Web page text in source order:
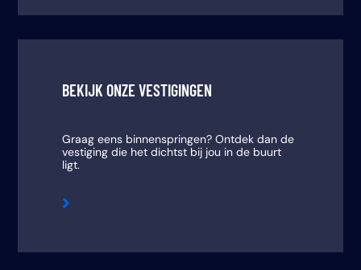
BEKIJK ONZE VESTIGINGEN
Graag eens binnenspringen? Ontdek dan de
vestiging die het dichtst bij jou in de buurt
ligt.
